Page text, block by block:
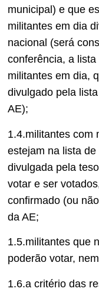
municipal) e que
militantes em dia
nacional (será
conferência, a
militantes em dia,
divulgado pela
AE);
1.4.militantes com
estejam na lista
divulgada pela
votar e ser
confirmado (ou
da AE;
1.5.militantes que
poderão votar,
1.6.a critério das